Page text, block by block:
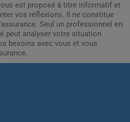
est proposé à titre informatif et
vos réflexions. Il ne constitue
Seul un professionnel en
peut analyser votre situation
besoins avec vous et vous